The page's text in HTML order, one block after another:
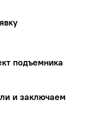
подъемника
и заключаем